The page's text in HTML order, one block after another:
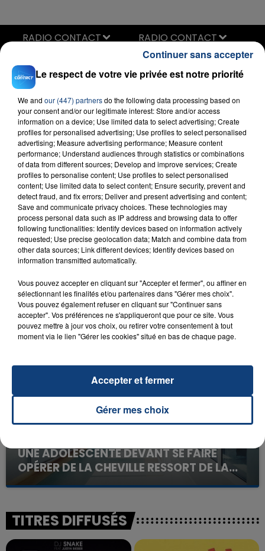
Let Me Love You
DJ SNAKE FEAT. JUSTIN BIEBER
RADIO CONTACT
FIL D'ACTU
23 juillet 2026
INCENDIE MORTEL À LENS : UNE FEMME ET
SON BÉBÉ ENTRE LA VIE ET LA...
Un homme s'est immolé par le feu après avoir
d'un liquide inflammable.
UNE ADOLESCENTE DEVANT SE FAIRE
OPÉRER DE LA CHEVILLE RESSORT DE LA...
La famille a porté plainte contre la clinique qui a
excuses.
TITRES DIFFUSÉS
Le respect de votre vie privée est notre priorité
We and our (447) partnersdo the following data processing based on
your consent and/or our legitimate interest: Store and/or access
information on a device; Use limited data to select advertising; Create
profiles for personalised advertising; Use profiles to select personalised
advertising; Measure advertising performance; Measure content
performance; Understand audiences through statistics or combinations
of data from different sources; Develop and improve services; Create
profiles to personalise content; Use profiles to select personalised
content; Use limited data to select content; Ensure security, prevent and
detect fraud, and fix errors; Deliver and present advertising and content;
Save and communicate privacy choices. These technologies may
process personal data such as IP address and browsing data to offer
following functionalities: Identify devices based on information actively
requested; Use precise geolocation data; Match and combine data from
other data sources; Link different devices; Identify devices based on
information transmitted automatically.
Vous pouvez accepter en cliquant sur "Accepter et fermer", ou affiner en
sélectionnant les finalités et/ou partenaires dans "Gérer mes choix".
Vous pouvez également refuser en cliquant sur "Continuer sans
accepter". Vos préférences ne s'appliqueront que pour ce site. Vous
pouvez mettre à jour vos choix, ou retirer votre consentement à tout
moment via le lien "Gérer les cookies" situé en bas de chaque page.
Gérer mes choix
Accepter et fermer
Continuer sans accepter